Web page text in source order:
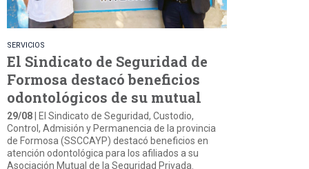
SERVICIOS
El Sindicato de Seguridad de
Formosa destacó beneficios
odontológicos de su mutual
29/08 | El Sindicato de Seguridad, Custodio,
Control, Admisión y Permanencia de la provincia
de Formosa (SSCCAYP) destacó beneficios en
atención odontológica para los afiliados a su
Asociación Mutual de la Seguridad Privada.